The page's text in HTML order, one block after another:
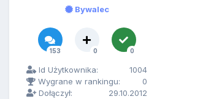
Bywalec
153 0 0
Id Użytkownika:
1004
Wygrane w rankingu:
0
Dołączył:
29.10.2012